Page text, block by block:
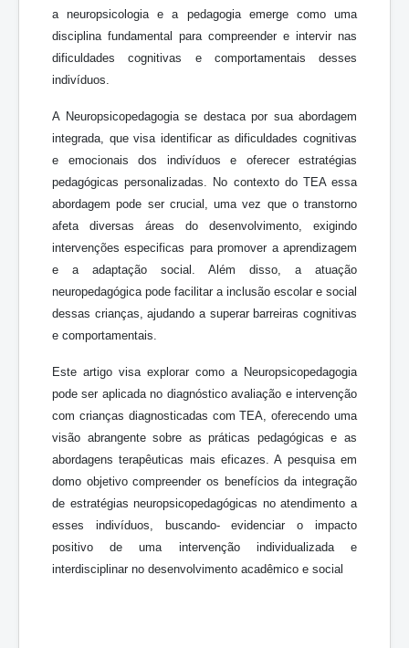
a neuropsicologia e a pedagogia emerge como uma
disciplina fundamental para compreender e intervir nas
dificuldades cognitivas e comportamentais desses
indivíduos.
A Neuropsicopedagogia se destaca por sua abordagem
integrada, que visa identificar as dificuldades cognitivas
e emocionais dos indivíduos e oferecer estratégias
pedagógicas personalizadas. No contexto do TEA essa
abordagem pode ser crucial, uma vez que o transtorno
afeta diversas áreas do desenvolvimento, exigindo
intervenções especificas para promover a aprendizagem
e a adaptação social. Além disso, a atuação
neuropedagógica pode facilitar a inclusão escolar e social
dessas crianças, ajudando a superar barreiras cognitivas
e comportamentais.
Este artigo visa explorar como a Neuropsicopedagogia
pode ser aplicada no diagnóstico avaliação e intervenção
com crianças diagnosticadas com TEA, oferecendo uma
visão abrangente sobre as práticas pedagógicas e as
abordagens terapêuticas mais eficazes. A pesquisa em
domo objetivo compreender os benefícios da integração
de estratégias neuropsicopedagógicas no atendimento a
esses indivíduos, buscando- evidenciar o impacto
positivo de uma intervenção individualizada e
interdisciplinar no desenvolvimento acadêmico e social